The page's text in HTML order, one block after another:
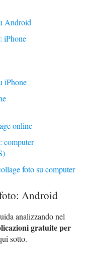
Android
iPhone
iPhone
online
computer
foto su computer
Android
analizzando nel
gratuite per
sotto.